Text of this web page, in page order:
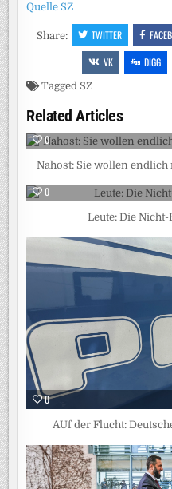
Quelle SZ
Share: TWITTER
VK
DIGG
Tagged SZ
Related Articles
0
Nahost: Sie wollen
0
Leute: Die
0
AUf der Flucht: